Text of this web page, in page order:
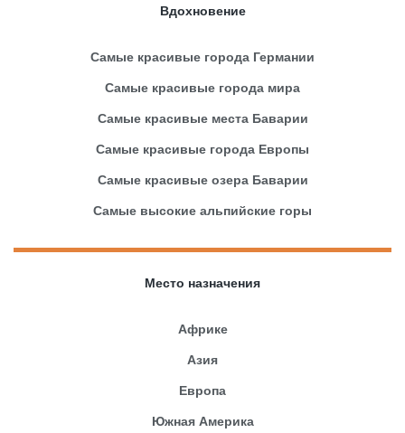
Вдохновение
Самые красивые города Германии
Самые красивые города мира
Самые красивые места Баварии
Самые красивые города Европы
Самые красивые озера Баварии
Самые высокие альпийские горы
Место назначения
Африке
Азия
Европа
Южная Америка